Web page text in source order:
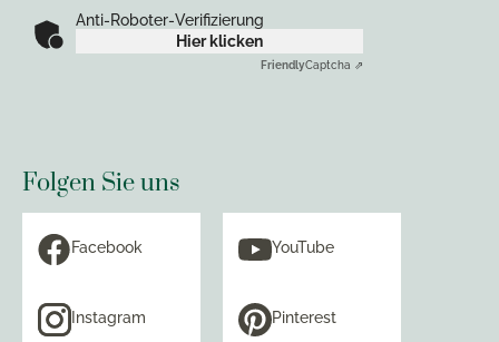
Anti-Roboter-Verifizierung
Hier klicken
FriendlyCaptcha ⇗
Folgen Sie uns
Facebook YouTube
Instagram Pinterest